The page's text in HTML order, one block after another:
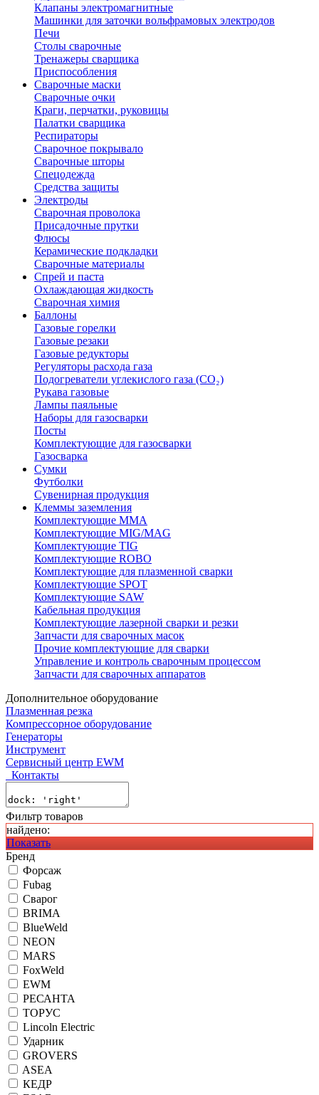
Клапаны электромагнитные
Машинки для заточки вольфрамовых электродов
Печи
Столы сварочные
Тренажеры сварщика
Приспособления
Сварочные маски
Сварочные очки
Краги, перчатки, руковицы
Палатки сварщика
Респираторы
Сварочное покрывало
Сварочные шторы
Спецодежда
Средства защиты
Электроды
Сварочная проволока
Присадочные прутки
Флюсы
Керамические подкладки
Сварочные материалы
Спрей и паста
Охлаждающая жидкость
Сварочная химия
Баллоны
Газовые горелки
Газовые резаки
Газовые редукторы
Регуляторы расхода газа
Подогреватели углекислого газа (CO₂)
Рукава газовые
Лампы паяльные
Наборы для газосварки
Посты
Комплектующие для газосварки
Газосварка
Сумки
Футболки
Сувенирная продукция
Клеммы заземления
Комплектующие ММА
Комплектующие MIG/MAG
Комплектующие TIG
Комплектующие ROBO
Комплектующие для плазменной сварки
Комплектующие SPOT
Комплектующие SAW
Кабельная продукция
Комплектующие лазерной сварки и резки
Запчасти для сварочных масок
Прочие комплектующие для сварки
Управление и контроль сварочным процессом
Запчасти для сварочных аппаратов
Дополнительное оборудование
Плазменная резка
Компрессорное оборудование
Генераторы
Инструмент
Сервисный центр EWM
Контакты
Фильтр товаров
найдено:
Показать
Бренд
Форсаж
Fubag
Сварог
BRIMA
BlueWeld
NEON
MARS
FoxWeld
EWM
РЕСАНТА
ТОРУС
Lincoln Electric
Ударник
GROVERS
ASEA
КЕДР